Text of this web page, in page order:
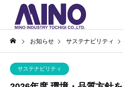
お知らせ サステナビリティ
サステナビリティ